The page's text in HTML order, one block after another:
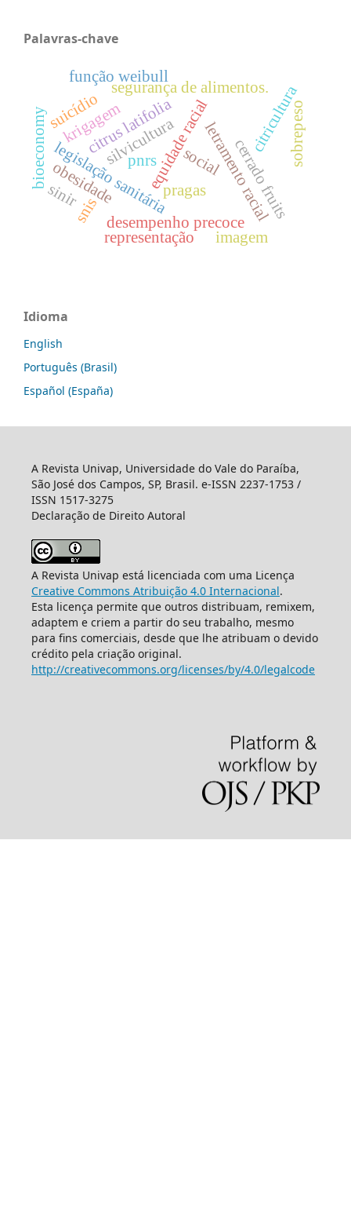
Palavras-chave
equidade racialletramento racial
segurança de alimentos.
legislação sanitária
citrus latifolia citricultura
desempenho precoce
pragas
função weibull
silvicultura sobrepeso
obesidade
krigagem
bioeconomy cerrado fruits
pnrs
snis
sinir
imagem
representação
social
suicídio
Idioma
English
Português (Brasil)
Español (España)
A Revista Univap, Universidade do Vale do Paraíba,
São José dos Campos, SP, Brasil. e-ISSN 2237-1753 /
ISSN 1517-3275
Declaração de Direito Autoral
A Revista Univap está licenciada com uma Licença
Creative Commons Atribuição 4.0 Internacional.
Esta licença permite que outros distribuam, remixem,
adaptem e criem a partir do seu trabalho, mesmo
para fins comerciais, desde que lhe atribuam o devido
crédito pela criação original.
http://creativecommons.org/licenses/by/4.0/legalcode